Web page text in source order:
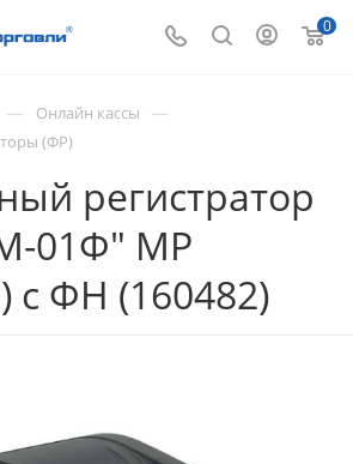
0
— Онлайн кассы —
(ФР)
регистратор
01Ф" МР
с ФН (160482)